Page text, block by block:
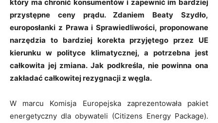
który ma chronić konsumentów i zapewnić im bardziej
przystępne ceny prądu. Zdaniem Beaty Szydło,
europosłanki z Prawa i Sprawiedliwości, proponowane
narzędzia to bardziej korekta przyjętego przez UE
kierunku w polityce klimatycznej, a potrzebna jest
całkowita jej zmiana. Jak podkreśla, nie powinna ona
zakładać całkowitej rezygnacji z węgla.
W marcu Komisja Europejska zaprezentowała pakiet
energetyczny dla obywateli (Citizens Energy Package).